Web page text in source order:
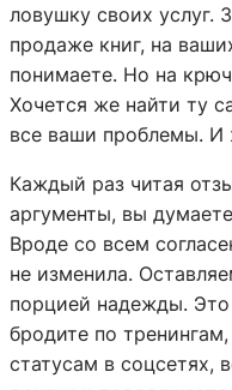
ловушку своих услуг.
продаже книг, на
понимаете. Но на
Хочется же найти ту
все ваши проблемы. И
Каждый раз читая
аргументы, вы
Вроде со всем
не изменила.
порцией надежды.
бродите по
статусам в соцсетях,